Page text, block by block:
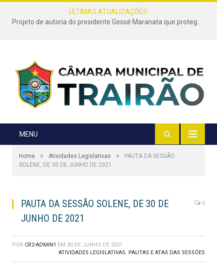
ÚLTIMAS ATUALIZAÇÕES:
Projeto de autoria do presidente Gessé Maranata que protege as estradas vicinais de Trairão é transformado em lei
MENU
Home » Atividades Legislativas »
PAUTA DA SESSÃO
SOLENE, DE 30 DE JUNHO DE 2021
PAUTA DA SESSÃO SOLENE, DE 30 DE
JUNHO DE 2021
0
POR CR2-ADMIN1 EM 30 DE JUNHO DE 2021
ATIVIDADES LEGISLATIVAS, PAUTAS E ATAS DAS SESSÕES